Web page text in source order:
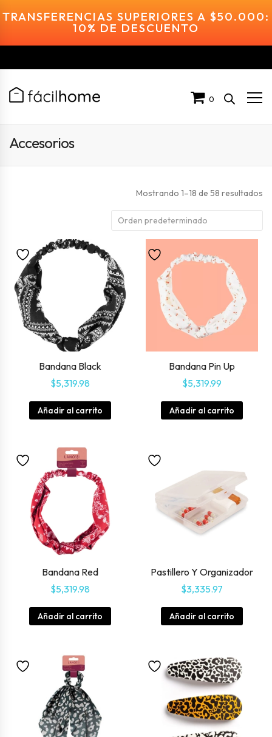
TRANSFERENCIAS SUPERIORES A $50.000:
10% DE DESCUENTO
0
Accesorios
Mostrando 1–18 de 58 resultados
Bandana Black
$5,319.98
Añadir al carrito
Bandana Pin Up
$5,319.99
Añadir al carrito
Bandana Red
$5,319.98
Añadir al carrito
Pastillero Y Organizador
$3,335.97
Añadir al carrito